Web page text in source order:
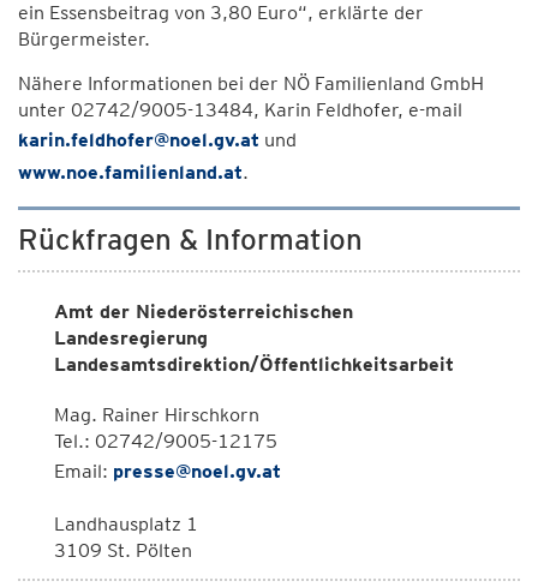
ein Essensbeitrag von 3,80 Euro“, erklärte der
Bürgermeister.
Nähere Informationen bei der NÖ Familienland GmbH
unter 02742/9005-13484, Karin Feldhofer, e-mail
karin.feldhofer@noel.gv.at und
www.noe.familienland.at.
Rückfragen & Information
Amt der Niederösterreichischen
Landesregierung
Landesamtsdirektion/Öffentlichkeitsarbeit
Mag. Rainer Hirschkorn
Tel.: 02742/9005-12175
Email: presse@noel.gv.at
Landhausplatz 1
3109 St. Pölten